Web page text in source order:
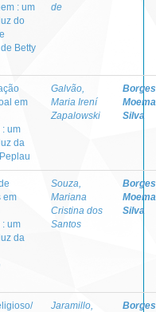
: um
do
Betty
de
em
um
da
Galvão,
Maria Irení
Zapalowski
Silva
em
um
da
Souza,
Mariana
Cristina dos
Santos
Silva
Jaramillo,